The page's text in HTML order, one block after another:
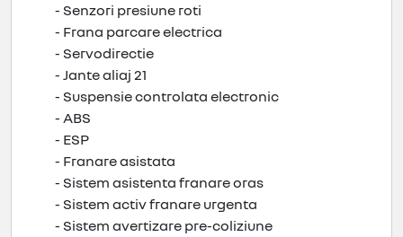
- Senzori presiune roti
- Frana parcare electrica
- Servodirectie
- Jante aliaj 21
- Suspensie controlata electronic
- ABS
- ESP
- Franare asistata
- Sistem asistenta franare oras
- Sistem activ franare urgenta
- Sistem avertizare pre-coliziune